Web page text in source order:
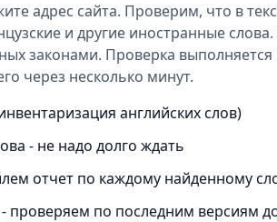
адрес сайта. Проверим, что в
и другие иностранные
законами. Проверка
через несколько минут.
английских слов)
- не надо долго ждать
отчет по каждому найденному
по последним версиям